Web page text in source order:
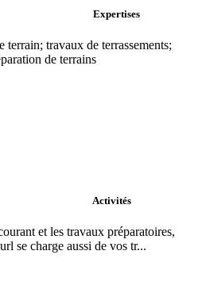
Expertises
terrain; travaux de terrassements;
de terrains
Activités
et les travaux préparatoires,
se charge aussi de vos tr...